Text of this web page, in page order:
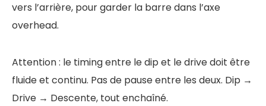
vers l’arrière, pour garder la barre dans l’axe
overhead.
Attention : le timing entre le dip et le drive doit être
fluide et continu. Pas de pause entre les deux. Dip →
Drive → Descente, tout enchaîné.